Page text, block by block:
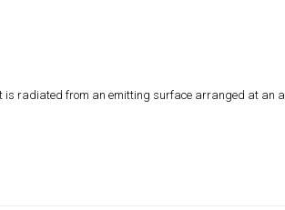
is radiated from an emitting surface arranged at an